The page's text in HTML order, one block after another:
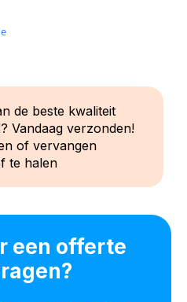
de beste kwaliteit
Vandaag verzonden!
of vervangen
te halen
een offerte